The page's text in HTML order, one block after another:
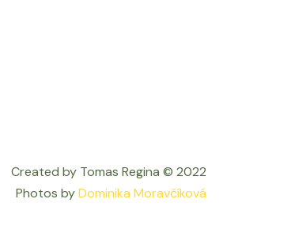
Created by Tomas Regina © 2022
Photos byDominika Moravčíková